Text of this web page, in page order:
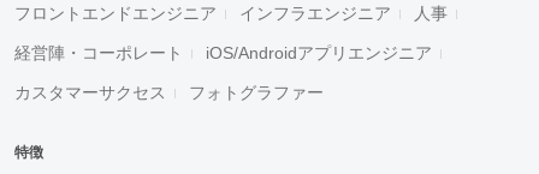
フロントエンドエンジニア インフラエンジニア 人事
経営陣・コーポレート iOS/Androidアプリエンジニア
カスタマーサクセス フォトグラファー
特徴